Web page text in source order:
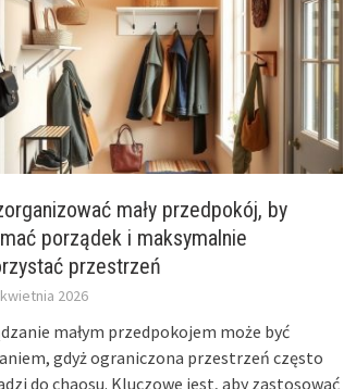
mały przedpokój, by
porządek i maksymalnie
przestrzeń
2026
małym przedpokojem może być
gdyż ograniczona przestrzeń często
do chaosu. Kluczowe jest, aby zastosować